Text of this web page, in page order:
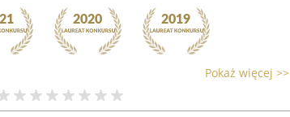
Pokaż więcej >>